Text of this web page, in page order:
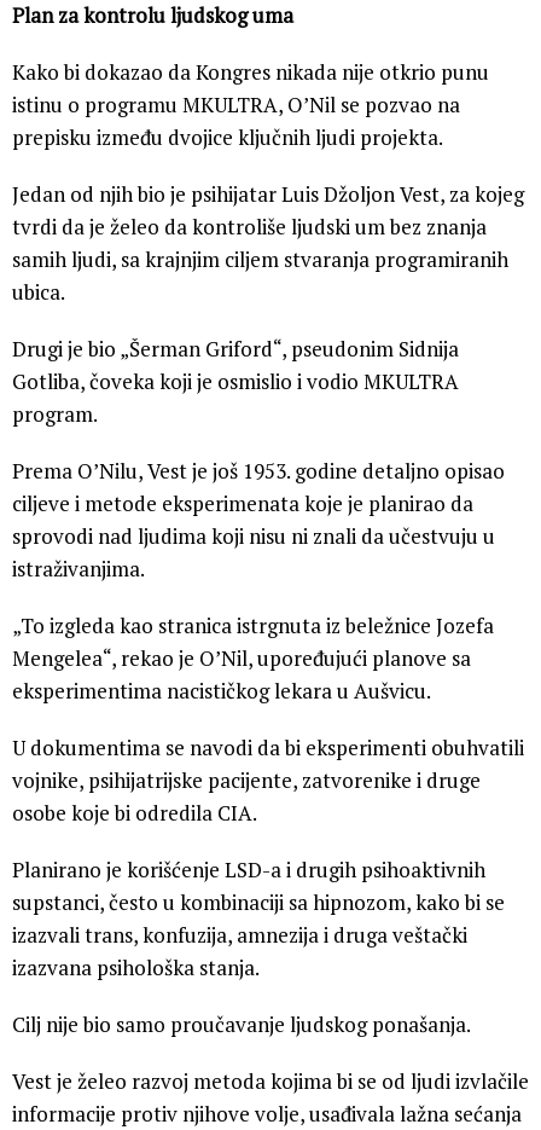
Plan za kontrolu ljudskog uma
Kako bi dokazao da Kongres nikada nije otkrio punu
istinu o programu MKULTRA, O’Nil se pozvao na
prepisku između dvojice ključnih ljudi projekta.
Jedan od njih bio je psihijatar Luis Džoljon Vest, za kojeg
tvrdi da je želeo da kontroliše ljudski um bez znanja
samih ljudi, sa krajnjim ciljem stvaranja programiranih
ubica.
Drugi je bio „Šerman Griford“, pseudonim Sidnija
Gotliba, čoveka koji je osmislio i vodio MKULTRA
program.
Prema O’Nilu, Vest je još 1953. godine detaljno opisao
ciljeve i metode eksperimenata koje je planirao da
sprovodi nad ljudima koji nisu ni znali da učestvuju u
istraživanjima.
„To izgleda kao stranica istrgnuta iz beležnice Jozefa
Mengelea“, rekao je O’Nil, upoređujući planove sa
eksperimentima nacističkog lekara u Aušvicu.
U dokumentima se navodi da bi eksperimenti obuhvatili
vojnike, psihijatrijske pacijente, zatvorenike i druge
osobe koje bi odredila CIA.
Planirano je korišćenje LSD-a i drugih psihoaktivnih
supstanci, često u kombinaciji sa hipnozom, kako bi se
izazvali trans, konfuzija, amnezija i druga veštački
izazvana psihološka stanja.
Cilj nije bio samo proučavanje ljudskog ponašanja.
Vest je želeo razvoj metoda kojima bi se od ljudi izvlačile
informacije protiv njihove volje, usađivala lažna sećanja